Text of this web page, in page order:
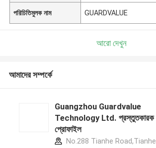
পরিচিতিমুলক নাম GUARDVALUE
আরো দেখুন
আমাদের সম্পর্কে
Guangzhou Guardvalue
Technology Ltd. প্রস্তুতকারক
প্রোফাইল
No.288 Tianhe Road,Tianhe